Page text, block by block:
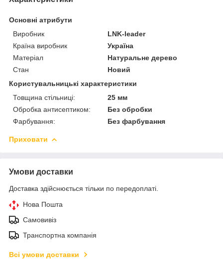
Основні атрибути
Виробник
LNK-leader
Країна виробник
Україна
Матеріал
Натуральне дерево
Стан
Новий
Користувальницькі характеристики
Товщина стільниці:
25 мм
Обробка антисептиком:
Без обробки
Фарбування:
Без фарбування
Приховати
Умови доставки
Доставка здійснюється тільки по передоплаті.
Нова Пошта
Самовивіз
Транспортна компанія
Всі умови доставки